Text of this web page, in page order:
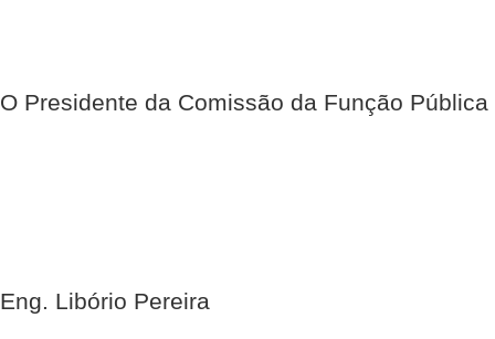
O Presidente da Comissão da Função Pública
Eng. Libório Pereira